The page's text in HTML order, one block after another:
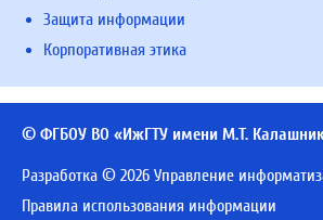
Защита информации
Корпоративная этика
© ФГБОУ ВО «ИжГТУ имени М.Т.
Разработка © 2026 Управление
Правила использования информации